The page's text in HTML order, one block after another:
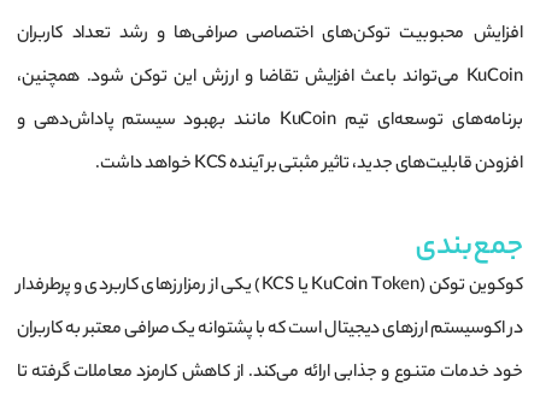
افزایش محبوبیت توکن‌های اختصاصی صرافی‌ها و رشد تعداد کاربران
KuCoin می‌تواند باعث افزایش تقاضا و ارزش این توکن شود. همچنین،
برنامه‌های توسعه‌ای تیم KuCoin مانند بهبود سیستم پاداش‌دهی و
افزودن قابلیت‌های جدید، تاثیر مثبتی بر آینده KCS خواهد داشت.
جمع‌بندی
کوکوین توکن (KuCoin Token یا KCS) یکی از رمزارزهای کاربردی و پرطرفدار
در اکوسیستم ارزهای دیجیتال است که با پشتوانه یک صرافی معتبر به کاربران
خود خدمات متنوع و جذابی ارائه می‌کند. از کاهش کارمزد معاملات گرفته تا